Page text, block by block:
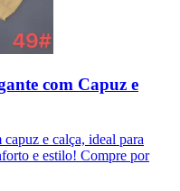
com Capuz e
e calça, ideal para
e estilo! Compre por